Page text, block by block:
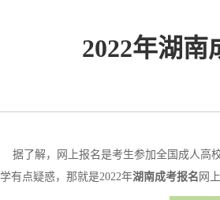
2022年湖
据了解，网上报名是考生参加全国成人高
学有点疑惑，那就是2022年湖南成考报名 网